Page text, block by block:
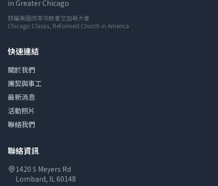
in Greater Chicago
隸屬美國改革宗教會芝加哥大會
Chicago Classis, Reformed Church in America
快速連結
關於我們
團契與事工
最新消息
活動照片
聯絡我們
聯絡資訊
1420 S Meyers Rd
Lombard, IL 60148